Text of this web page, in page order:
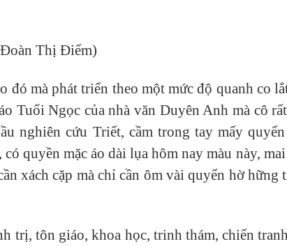
Thị Điểm)
mà phát triển theo một mức độ quanh co
Tuổi Ngọc của nhà văn Duyên Anh mà cô
nghiên cứu Triết, cầm trong tay mấy
quyền mặc áo dài lụa hôm nay màu này,
xách cặp mà chỉ cần ôm vài quyển hờ hững
trị, tôn giáo, khoa học, trinh thám, chiến